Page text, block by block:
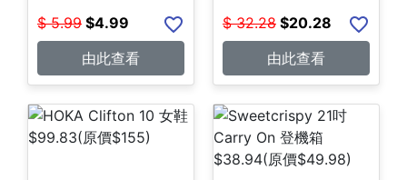
$ 5.99 $4.99
由此查看
$ 32.28 $20.28
由此查看